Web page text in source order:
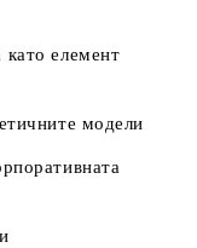
като елемент
модели